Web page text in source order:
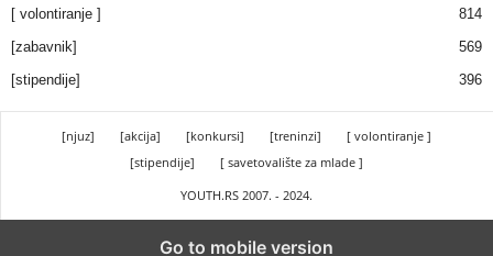
[ volontiranje ]
814
[zabavnik]
569
[stipendije]
396
[njuz] [akcija] [konkursi] [treninzi]
[ volontiranje ]
[stipendije]
[ savetovalište za mlade ]
YOUTH.RS 2007. - 2024.
Go to mobile version